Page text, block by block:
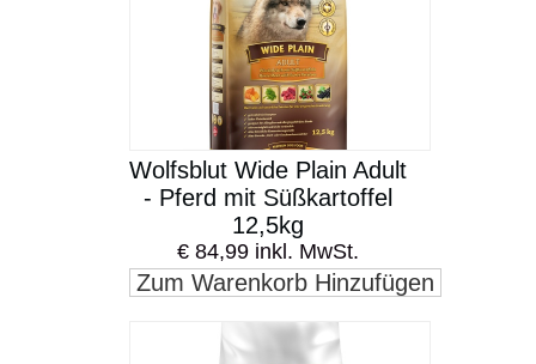
Wolfsblut Wide Plain Adult
- Pferd mit Süßkartoffel
12,5kg
€ 84,99 inkl. MwSt.
Zum Warenkorb Hinzufügen